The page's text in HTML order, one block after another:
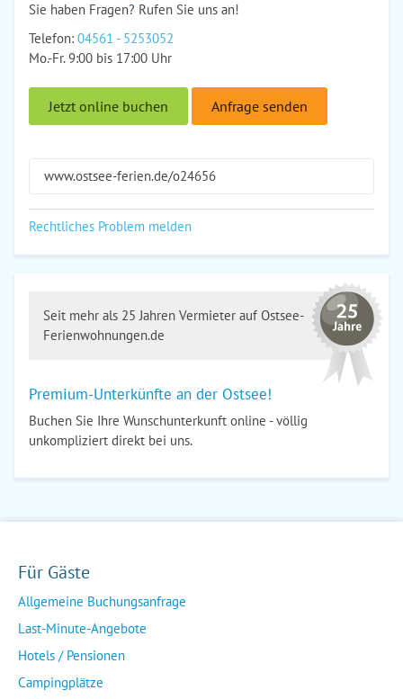
Sie haben Fragen? Rufen Sie uns an!
Telefon: 04561 - 5253052
Mo.-Fr. 9:00 bis 17:00 Uhr
Jetzt online buchen Anfrage senden
www.ostsee-ferien.de/o24656
Rechtliches Problem melden
Seit mehr als 25 Jahren Vermieter auf Ostsee-
Ferienwohnungen.de
Premium-Unterkünfte an der Ostsee!
Buchen Sie Ihre Wunschunterkunft online - völlig
unkompliziert direkt bei uns.
Für Gäste
Allgemeine Buchungsanfrage
Last-Minute-Angebote
Hotels / Pensionen
Campingplätze